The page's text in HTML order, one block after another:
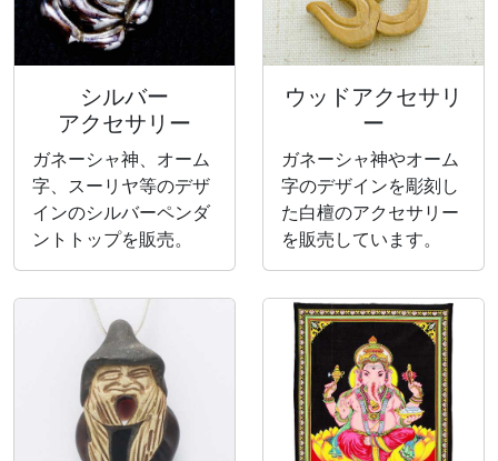
シルバー
アクセサリー
ガネーシャ神、オーム
字、スーリヤ等のデザ
インのシルバーペンダ
ントトップを販売。
ウッドアクセサリ
ー
ガネーシャ神やオーム
字のデザインを彫刻し
た白檀のアクセサリー
を販売しています。